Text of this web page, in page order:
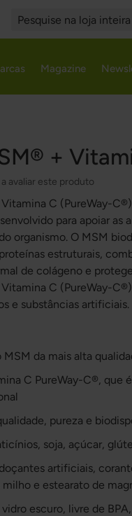
Magazine
+
avaliar este produto
C (PureWay-
para apoiar
organismo. O MSM
estruturais,
de colágeno e
C (PureWay-
e substâncias artificiais.
MSM da mais alta
C PureWay-C®, que
pureza e
soja, açúcar,
artificiais,
milho e estearato de
vidro escuro, livre de